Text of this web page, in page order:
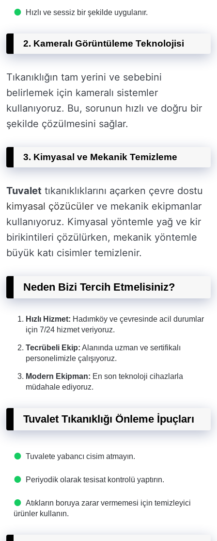
Hızlı ve sessiz bir şekilde uygulanır.
2. Kameralı Görüntüleme Teknolojisi
Tıkanıklığın tam yerini ve sebebini
belirlemek için kameralı sistemler
kullanıyoruz. Bu, sorunun hızlı ve doğru bir
şekilde çözülmesini sağlar.
3. Kimyasal ve Mekanik Temizleme
Tuvalet tıkanıklıklarını açarken çevre dostu
kimyasal çözücüler ve mekanik ekipmanlar
kullanıyoruz. Kimyasal yöntemle yağ ve kir
birikintileri çözülürken, mekanik yöntemle
büyük katı cisimler temizlenir.
Neden Bizi Tercih Etmelisiniz?
Hızlı Hizmet: Hadımköy ve çevresinde acil durumlar
için 7/24 hizmet veriyoruz.
Tecrübeli Ekip: Alanında uzman ve sertifikalı
personelimizle çalışıyoruz.
Modern Ekipman: En son teknoloji cihazlarla
müdahale ediyoruz.
Tuvalet Tıkanıklığı Önleme İpuçları
Tuvalete yabancı cisim atmayın.
Periyodik olarak tesisat kontrolü yaptırın.
Atıkların boruya zarar vermemesi için temizleyici
ürünler kullanın.